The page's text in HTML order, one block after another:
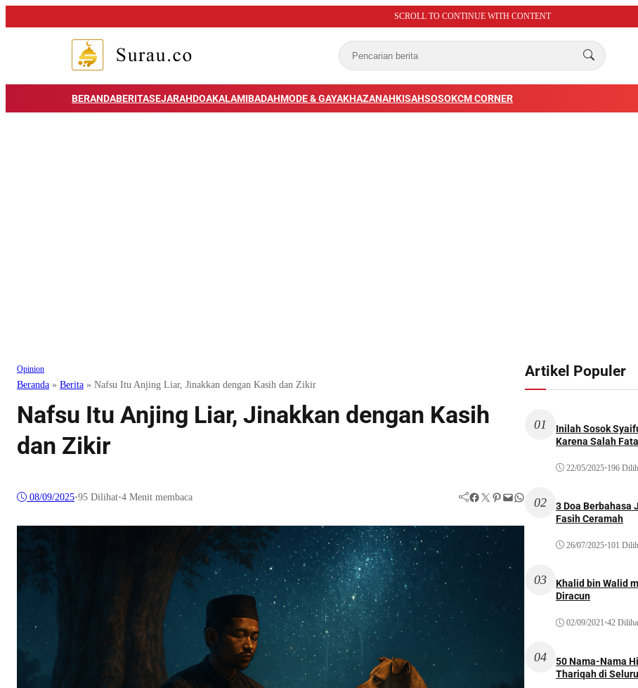
SCROLL TO CONTINUE WITH CONTENT
BERANDABERITASEJARAHDOAKALAMIBADAHMODE & GAYAKHAZANAHKISAHSOSOKCM CORNER
Opinion
Beranda » Berita » Nafsu Itu Anjing Liar, Jinakkan dengan Kasih dan Zikir
Nafsu Itu Anjing Liar, Jinakkan dengan Kasih
dan Zikir
08/09/2025•95 Dilihat•4 Menit membaca Facebook Twitter Pinterest Mail WhatsApp
Artikel Populer
01
Inilah Sosok
Karena Salah
22/05/2025•196
02
3 Doa Berbahasa
Fasih Ceramah
26/07/2025•101
03
Khalid bin Walid
Diracun
02/09/2021•42
04
50 Nama-Nama
Thariqah di